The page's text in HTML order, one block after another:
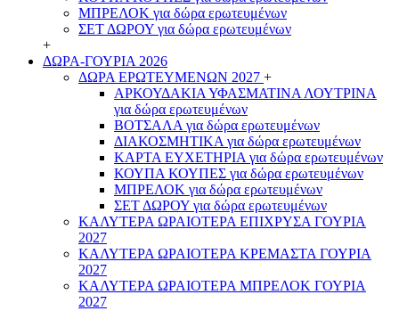
ΜΠΡΕΛΟΚ για δώρα ερωτευμένων
ΣΕΤ ΔΩΡΟΥ για δώρα ερωτευμένων
+
ΔΩΡΑ-ΓΟΥΡΙΑ 2026
ΔΩΡΑ ΕΡΩΤΕΥΜΕΝΩΝ 2027 +
ΑΡΚΟΥΔΑΚΙΑ ΥΦΑΣΜΑΤΙΝΑ ΛΟΥΤΡΙΝΑ
για δώρα ερωτευμένων
ΒΟΤΣΑΛΑ για δώρα ερωτευμένων
ΔΙΑΚΟΣΜΗΤΙΚΑ για δώρα ερωτευμένων
ΚΑΡΤΑ ΕΥΧΕΤΗΡΙΑ για δώρα ερωτευμένων
ΚΟΥΠΑ ΚΟΥΠΕΣ για δώρα ερωτευμένων
ΜΠΡΕΛΟΚ για δώρα ερωτευμένων
ΣΕΤ ΔΩΡΟΥ για δώρα ερωτευμένων
ΚΑΛΥΤΕΡΑ ΩΡΑΙΟΤΕΡΑ ΕΠΙΧΡΥΣΑ ΓΟΥΡΙΑ
2027
ΚΑΛΥΤΕΡΑ ΩΡΑΙΟΤΕΡΑ ΚΡΕΜΑΣΤΑ ΓΟΥΡΙΑ
2027
ΚΑΛΥΤΕΡΑ ΩΡΑΙΟΤΕΡΑ ΜΠΡΕΛΟΚ ΓΟΥΡΙΑ
2027